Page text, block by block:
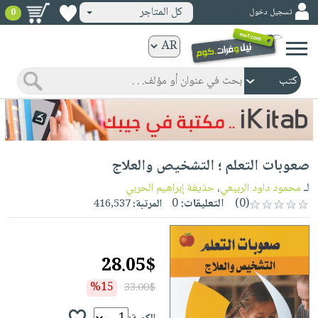
ورقية
المواضيع
صدر
حديثاً
الأكثر
مبيعاً
جوائز
شحن
مخفض
عروض
خاصة
صفحات
مشوقة
كتب
الكترونية
الرئيسية
صدر
حديثاً
الأكثر
مبيعاً
كتب
مجانية
صوتية
الصفحة
الرئيسية
masmu3
بلا
حدود
وناشئة
الصفحةوسائل
تسجيل دخول كل المتاجر 0
صعوبات التعلم ؛ التشخيص والعلاج
لـمحمود داود الربيعي،حذيفة إبراهيم الحربي
(0)
التعليقات:0 المرتبة:416,537
28.05$
33.00$
%15